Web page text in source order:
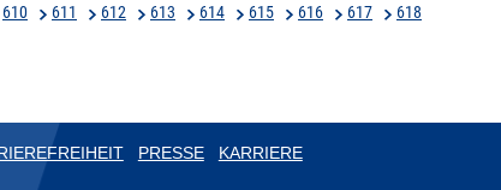
610 611 612 613 614 615 616 617
618
PRESSE
KARRIERE